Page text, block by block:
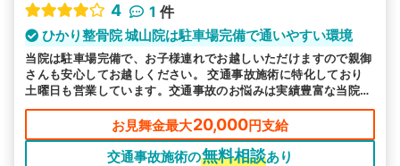
4
1 件
ひかり整骨院 城山院は駐車場完備で通いやすい環境
当院は駐車場完備で、お子様連れでお越しいただけますので親御
さんも安心してお越しください。 交通事故施術に特化しており
土曜日も営業しています。交通事故のお悩みは実績豊富な当院へ
お任せください。
お見舞金最大20,000円支給
交通事故施術の無料相談あり